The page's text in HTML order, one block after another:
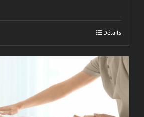
Détails